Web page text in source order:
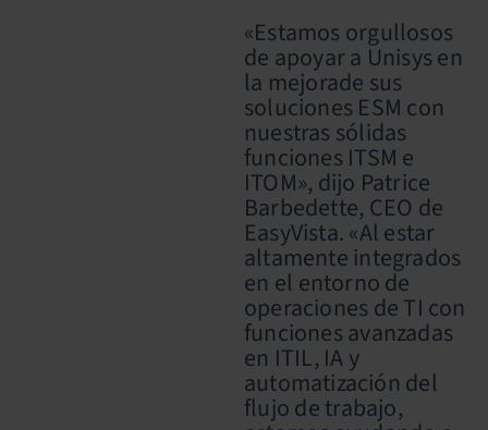
«Estamos orgullosos
de apoyar a Unisys en
la mejorade sus
soluciones ESM con
nuestras sólidas
funciones ITSM e
ITOM», dijo Patrice
Barbedette, CEO de
EasyVista. «Al estar
altamente integrados
en el entorno de
operaciones de TI con
funciones avanzadas
en ITIL, IA y
automatización del
flujo de trabajo,